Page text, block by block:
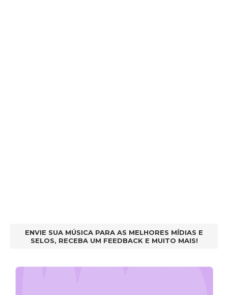
ENVIE SUA MÚSICA PARA AS MELHORES MÍDIAS E
SELOS, RECEBA UM FEEDBACK E MUITO MAIS!